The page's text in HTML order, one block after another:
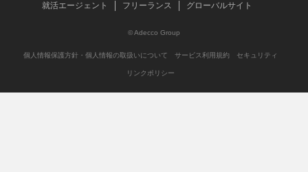
就活エージェント
フリーランス グローバルサイト
© Adecco Group
個人情報保護方針・個人情報の取扱いについて サービス利用規約 セキュリティ
リンクポリシー